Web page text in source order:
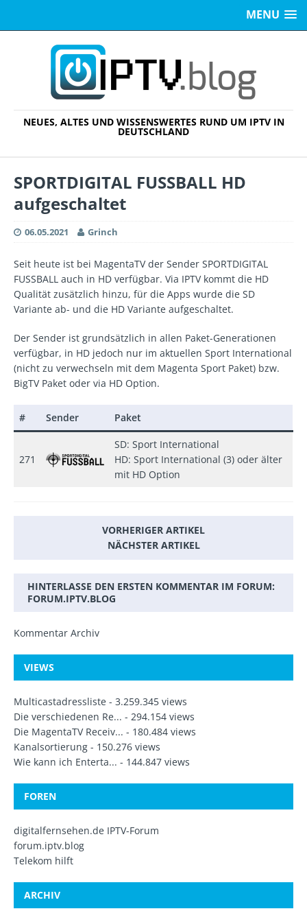
MENU
NEUES, ALTES UND WISSENSWERTES RUND UM IPTV IN
DEUTSCHLAND
SPORTDIGITAL FUSSBALL HD
aufgeschaltet
06.05.2021 Grinch
Seit heute ist bei MagentaTV der Sender SPORTDIGITAL
FUSSBALL auch in HD verfügbar. Via IPTV kommt die HD
Qualität zusätzlich hinzu, für die Apps wurde die SD
Variante ab- und die HD Variante aufgeschaltet.
Der Sender ist grundsätzlich in allen Paket-Generationen
verfügbar, in HD jedoch nur im aktuellen Sport International
(nicht zu verwechseln mit dem Magenta Sport Paket) bzw.
BigTV Paket oder via HD Option.
# Sender Paket
271
SD: Sport International
HD: Sport International (3) oder älter
mit HD Option
VORHERIGER ARTIKEL
NÄCHSTER ARTIKEL
HINTERLASSE DEN ERSTEN KOMMENTAR IM FORUM:
FORUM.IPTV.BLOG
Kommentar Archiv
VIEWS
Multicastadressliste - 3.259.345 views
Die verschiedenen Re... - 294.154 views
Die MagentaTV Receiv... - 180.484 views
Kanalsortierung - 150.276 views
Wie kann ich Enterta... - 144.847 views
FOREN
digitalfernsehen.de IPTV-Forum
forum.iptv.blog
Telekom hilft
ARCHIV